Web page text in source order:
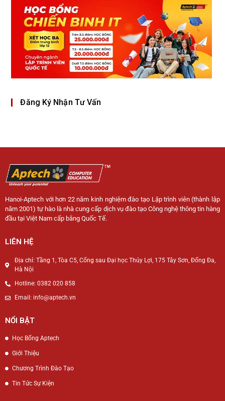
Đăng Ký Nhận Tư Vấn
Hanoi-Aptech với hơn 22 năm kinh nghiệm đào tạo Lập trình viên (thành lập
năm 2001) tự hào là nhà cung cấp dịch vụ đào tạo Công nghệ thông tin hàng
đầu tại Việt Nam cấp bằng Quốc Tế.
LIÊN HỆ
Địa chỉ: Tầng 1, Tòa C5, Cổng sau Đại học Thủy Lợi, 175 Tây Sơn, Đống Đa,
Hà Nội
Hotline: 0382 020 858
Email: info@aptech.vn
NỔI BẬT
Học Bổng Aptech
Giới Thiệu
Chương Trình Đào Tạo
Tin Tức Sự Kiện